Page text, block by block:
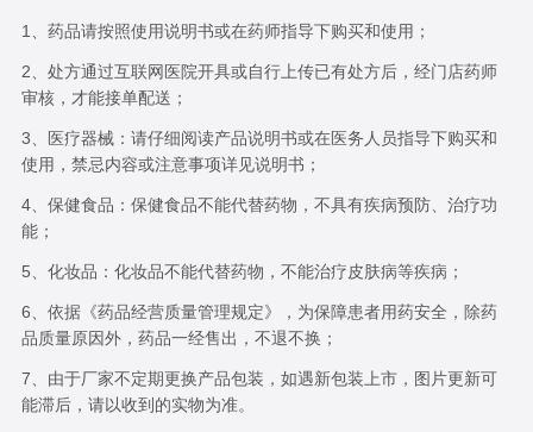
1、药品请按照使用说明书或在药师指导下购买和使用；
2、处方通过互联网医院开具或自行上传已有处方后，经门店药师
审核，才能接单配送；
3、医疗器械：请仔细阅读产品说明书或在医务人员指导下购买和
使用，禁忌内容或注意事项详见说明书；
4、保健食品：保健食品不能代替药物，不具有疾病预防、治疗功
能；
5、化妆品：化妆品不能代替药物，不能治疗皮肤病等疾病；
6、依据《药品经营质量管理规定》，为保障患者用药安全，除药
品质量原因外，药品一经售出，不退不换；
7、由于厂家不定期更换产品包装，如遇新包装上市，图片更新可
能滞后，请以收到的实物为准。